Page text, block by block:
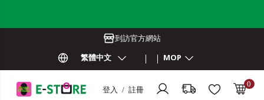
到訪官方網站
繁體中文
MOP
登入 / 註冊
0